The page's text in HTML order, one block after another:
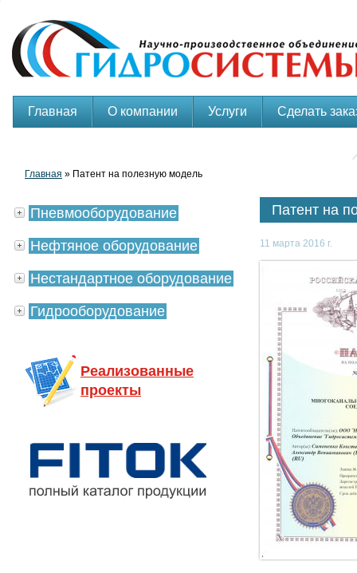
Главная О компании Услуги Сделать
Главная » Патент на полезную модель
Патент на
11 марта 2016 г.
Пневмооборудование
Нефтяное оборудование
Нестандартное оборудование
Гидрооборудование
Реализованные
проекты